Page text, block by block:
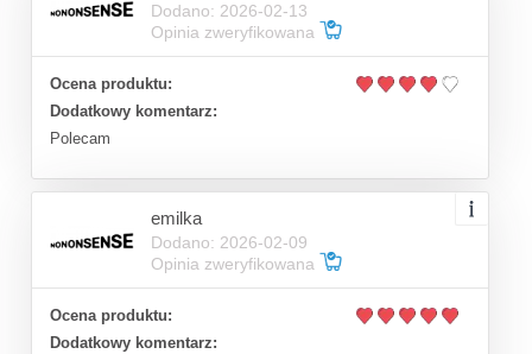
Dodano: 2026-02-13
Opinia zweryfikowana
Ocena produktu:
Dodatkowy komentarz:
Polecam
emilka
Dodano: 2026-02-09
Opinia zweryfikowana
Ocena produktu:
Dodatkowy komentarz: